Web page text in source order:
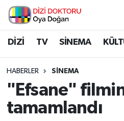
DİZİ TV SİNEMA
HABERLER SİNEMA
"Efsane"
tamamlandı
İstanbul Nöbetçi
İstanbul Namaz
İstanbul Trafik Yoğunluk